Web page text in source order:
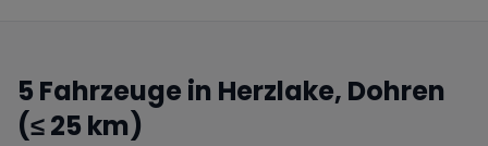
Mercedes
5 Fahrzeuge in Herzlake, Dohren
(≤ 25 km)